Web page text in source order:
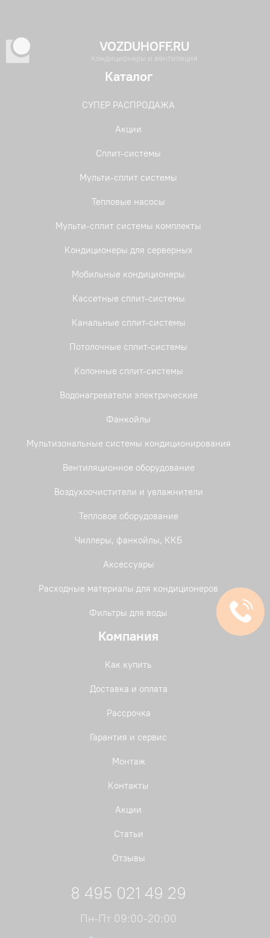
VOZDUHOFF.RU
Кондиционеры и вентиляция
Каталог
СУПЕР РАСПРОДАЖА
Акции
Сплит-системы
Мульти-сплит системы
Тепловые насосы
Мульти-сплит системы комплекты
Кондиционеры для серверных
Мобильные кондиционеры
Кассетные сплит-системы
Канальные сплит-системы
Потолочные сплит-системы
Колонные сплит-системы
Водонагреватели электрические
Фанкойлы
Мультизональные системы кондиционирования
Вентиляционное оборудование
Воздухоочистители и увлажнители
Тепловое оборудование
Чиллеры, фанкойлы, ККБ
Аксессуары
Расходные материалы для кондиционеров
Фильтры для воды
Компания
Как купить
Доставка и оплата
Рассрочка
Гарантия и сервис
Монтаж
Контакты
Акции
Статьи
Отзывы
8 495 021 49 29
Пн-Пт 09:00-20:00